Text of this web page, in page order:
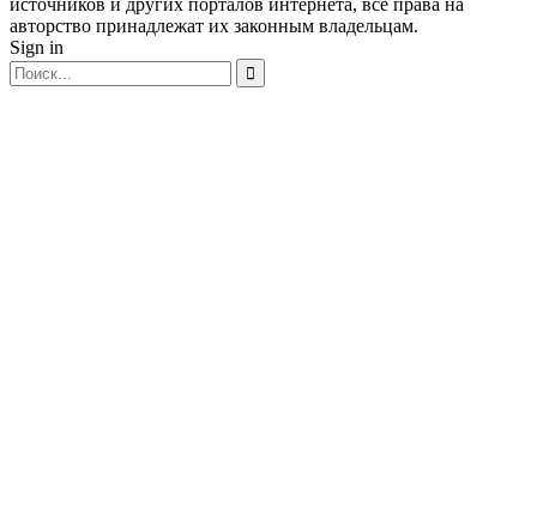
авторство принадлежат их законным владельцам.
Sign in